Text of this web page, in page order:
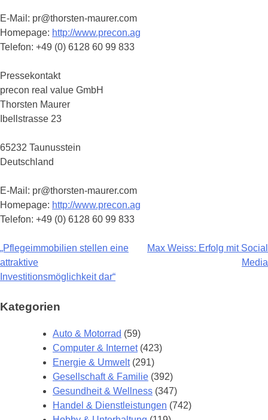
E-Mail: pr@thorsten-maurer.com
Homepage: http://www.precon.ag
Telefon: +49 (0) 6128 60 99 833
Pressekontakt
precon real value GmbH
Thorsten Maurer
Ibellstrasse 23
65232 Taunusstein
Deutschland
E-Mail: pr@thorsten-maurer.com
Homepage: http://www.precon.ag
Telefon: +49 (0) 6128 60 99 833
Beitragsnavigation
„Pflegeimmobilien stellen eine
attraktive
Investitionsmöglichkeit dar“
Max Weiss: Erfolg mit Social
Media
Kategorien
Auto & Motorrad (59)
Computer & Internet(423)
Energie & Umwelt(291)
Gesellschaft & Familie (392)
Gesundheit & Wellness (347)
Handel & Dienstleistungen (742)